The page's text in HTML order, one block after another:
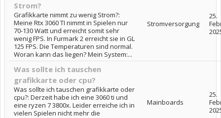
Strom?
Grafikkarte nimmt zu wenig Strom?:
Meine Rtx 3060 TI nimmt in Spielen nur
70-130 Watt und erreicht somit sehr
wenig FPS. In Furmark 2 erreicht sie in GL
125 FPS. Die Temperaturen sind normal.
Woran kann das liegen? Mein System:...
Stromversorgung
25.
Was sollte ich tauschen
grafikkarte oder cpu?
Was sollte ich tauschen grafikkarte oder
cpu?: Derzeit habe ich eine 3060 ti und
eine ryzen 7 3800x. Leider erreiche ich in
vielen Spielen nicht mehr die
Mainboards
25.